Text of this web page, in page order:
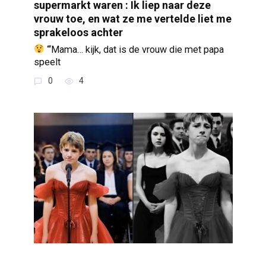
supermarkt waren : Ik liep naar deze
vrouw toe, en wat ze me vertelde liet me
sprakeloos achter
“‘Mama… kijk, dat is de vrouw die met papa
speelt
0 4